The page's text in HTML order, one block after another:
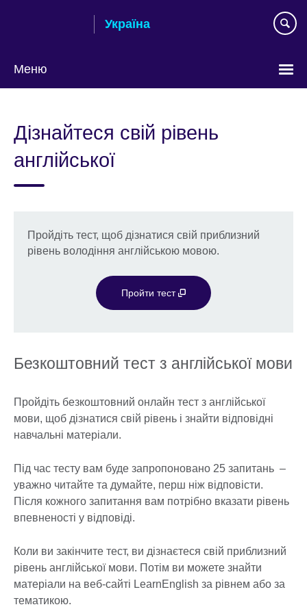
Україна
Меню
language
Дізнайтеся свій рівень
англійської
Пройдіть тест, щоб дізнатися свій приблизний
рівень володіння англійською мовою.
Пройти тест
Безкоштовний тест з англійської мови
Пройдіть безкоштовний онлайн тест з англійської
мови, щоб дізнатися свій рівень і знайти відповідні
навчальні матеріали.
Під час тесту вам буде запропоновано 25 запитань –
уважно читайте та думайте, перш ніж відповісти.
Після кожного запитання вам потрібно вказати рівень
впевненості у відповіді.
Коли ви закінчите тест, ви дізнаєтеся свій приблизний
рівень англійської мови. Потім ви можете знайти
матеріали на веб-сайті LearnEnglish за рівнем або за
тематикою.